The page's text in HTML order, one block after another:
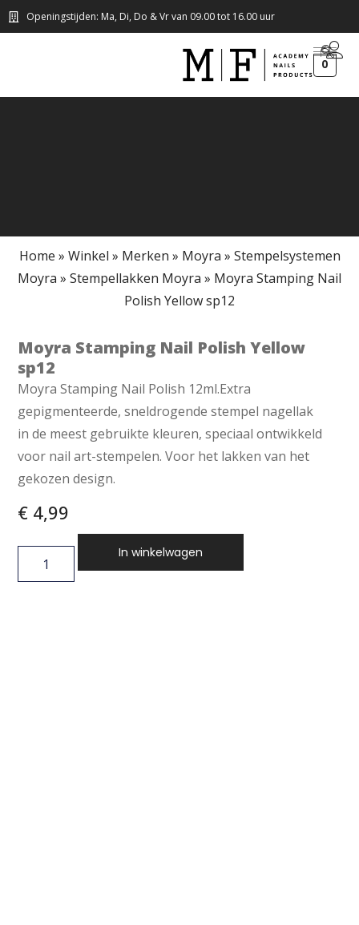
Openingstijden: Ma, Di, Do & Vr van 09.00 tot 16.00 uur
0
Home » Winkel » Merken » Moyra » Stempelsystemen
Moyra » Stempellakken Moyra » Moyra Stamping Nail
Polish Yellow sp12
Moyra Stamping Nail Polish Yellow
sp12
Moyra Stamping Nail Polish 12ml.Extra
gepigmenteerde, sneldrogende stempel nagellak
in de meest gebruikte kleuren, speciaal ontwikkeld
voor nail art-stempelen. Voor het lakken van het
gekozen design.
€ 4,99
In winkelwagen